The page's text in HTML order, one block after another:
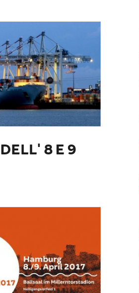
8 E 9